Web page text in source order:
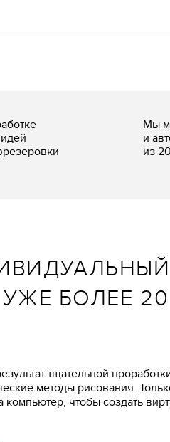
Мы
и
из
УЖЕ БОЛЕЕ
тщательной
методы рисования.
чтобы создать